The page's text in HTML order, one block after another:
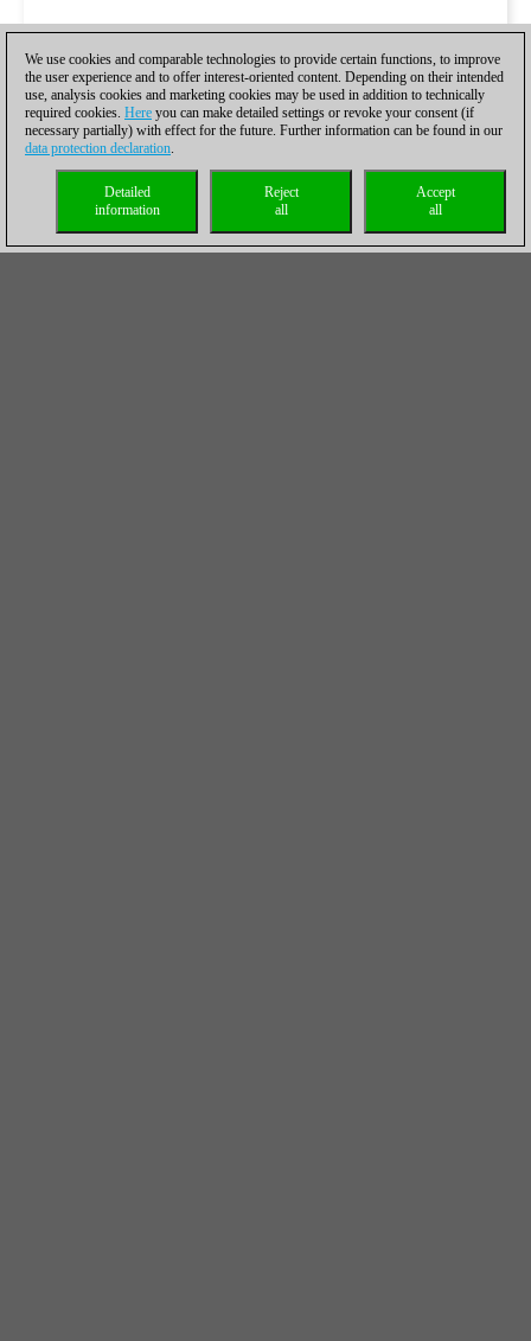
We use cookies and comparable technologies to provide certain functions, to improve
the user experience and to offer interest-oriented content. Depending on their intended
use, analysis cookies and marketing cookies may be used in addition to technically
required cookies. Here you can make detailed settings or revoke your consent (if
necessary partially) with effect for the future. Further information can be found in our
data protection declaration.
Accept
all
Reject
all
Detailed
information